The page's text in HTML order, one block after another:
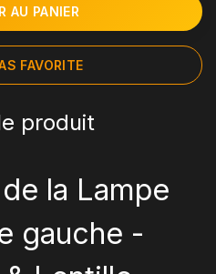
AU PANIER
FAVORITE
produit
la Lampe
gauche -